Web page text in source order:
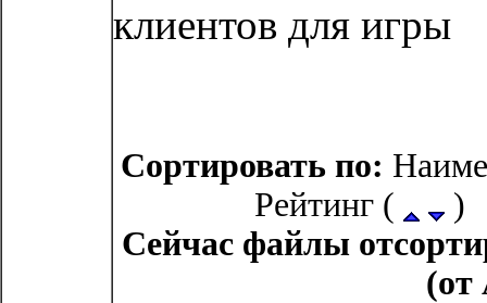
клиентов для игры
Сортировать по:
Рейтинг (
)
Сейчас файлы
(от